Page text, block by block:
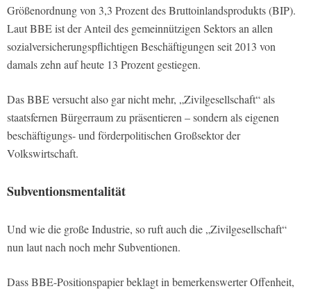
Größenordnung von 3,3 Prozent des Bruttoinlandsprodukts (BIP).
Laut BBE ist der Anteil des gemeinnützigen Sektors an allen
sozialversicherungspflichtigen Beschäftigungen seit 2013 von
damals zehn auf heute 13 Prozent gestiegen.
Das BBE versucht also gar nicht mehr, „Zivilgesellschaft“ als
staatsfernen Bürgerraum zu präsentieren – sondern als eigenen
beschäftigungs- und förderpolitischen Großsektor der
Volkswirtschaft.
Subventionsmentalität
Und wie die große Industrie, so ruft auch die „Zivilgesellschaft“
nun laut nach noch mehr Subventionen.
Dass BBE-Positionspapier beklagt in bemerkenswerter Offenheit,